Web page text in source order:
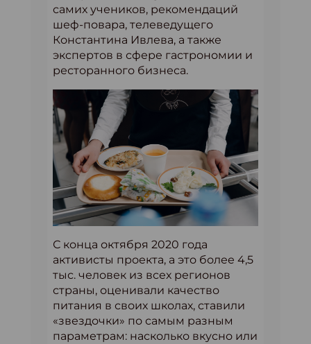
самих учеников, рекомендаций
шеф-повара, телеведущего
Константина Ивлева, а также
экспертов в сфере гастрономии и
ресторанного бизнеса.
С конца октября 2020 года
активисты проекта, а это более 4,5
тыс. человек из всех регионов
страны, оценивали качество
питания в своих школах, ставили
«звездочки» по самым разным
параметрам: насколько вкусно или